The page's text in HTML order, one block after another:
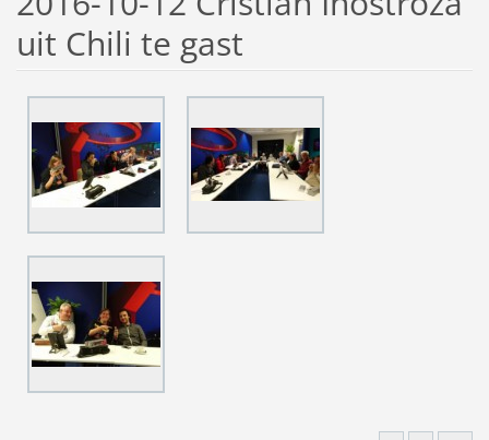
uit Chili te gast